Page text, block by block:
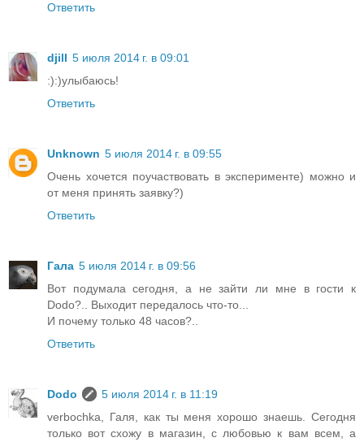
Ответить
djill 5 июля 2014 г. в 09:01
:):)улыбаюсь!
Ответить
Unknown 5 июля 2014 г. в 09:55
Очень хочется поучаствовать в эксперименте) можно и
от меня принять заявку?)
Ответить
Гала 5 июля 2014 г. в 09:56
Вот подумала сегодня, а не зайти ли мне в гости к
Dodo?.. Выходит передалось что-то...
И почему только 48 часов?..
Ответить
Dodo
5 июля 2014 г. в 11:19
verbochka, Галя, как ты меня хорошо знаешь. Сегодня
только вот схожу в магазин, с любовью к вам всем, а